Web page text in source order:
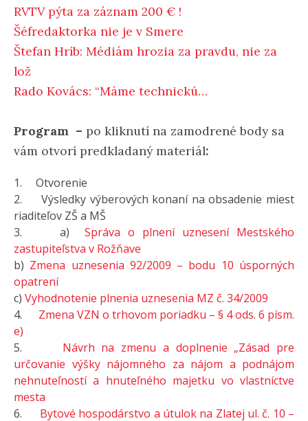
RVTV pýta za záznam 200 € !
Šéfredaktorka nie je v Smere
Štefan Hríb: Médiám hrozia za pravdu, nie za
lož
Rado Kovács: “Máme technickú…
Program – po kliknutí na zamodrené body sa
vám otvorí predkladaný materiál:
1. Otvorenie
2. Výsledky výberových konaní na obsadenie miest
riaditeľov ZŠ a MŠ
3. a) Správa o plnení uznesení Mestského
zastupiteľstva v Rožňave
b) Zmena uznesenia 92/2009 – bodu 10 úsporných
opatrení
c) Vyhodnotenie plnenia uznesenia MZ č. 34/2009
4. Zmena VZN o trhovom poriadku – § 4 ods. 6 písm.
e)
5. Návrh na zmenu a doplnenie „Zásad pre
určovanie výšky nájomného za nájom a podnájom
nehnuteľností a hnuteľného majetku vo vlastníctve
mesta
6. Bytové hospodárstvo a útulok na Zlatej ul. č. 10 –